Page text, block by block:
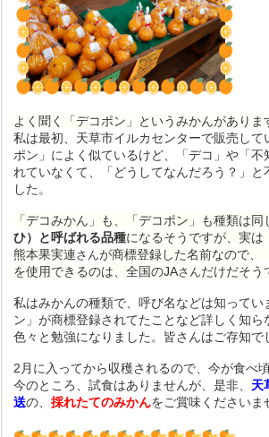
よく聞く「デコポン」というみかんがありま
私は最初、天草市イルカセンターで販売して
ポン」によく似ているけど、「デコ」や「不
れていなくて、「どうしてなんだろう？」と
した。
「デコみかん」も、「デコポン」も種類は同
ひ）と呼ばれる品種になるそうですが、実は
熊本果実連さんが商標登録した名前なので、
を使用できるのは、全国のJAさんだけだそう
私はみかんの種類で、呼び名などは知ってい
ン」が商標登録されてたことなど詳しく知ら
色々と勉強になりました。皆さんはご存知で
2月に入ってから収穫されるので、今が食べ
今のところ、試食はありませんが、是非、 天
送の、採れたてのみかんをご賞味くださいま